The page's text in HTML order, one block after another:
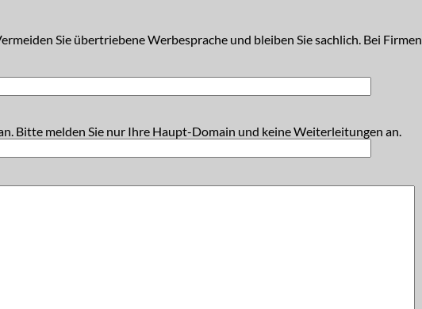
Sie übertriebene Werbesprache und bleiben Sie sachlich. Bei Firmen
Bitte melden Sie nur Ihre Haupt-Domain und keine Weiterleitungen an.